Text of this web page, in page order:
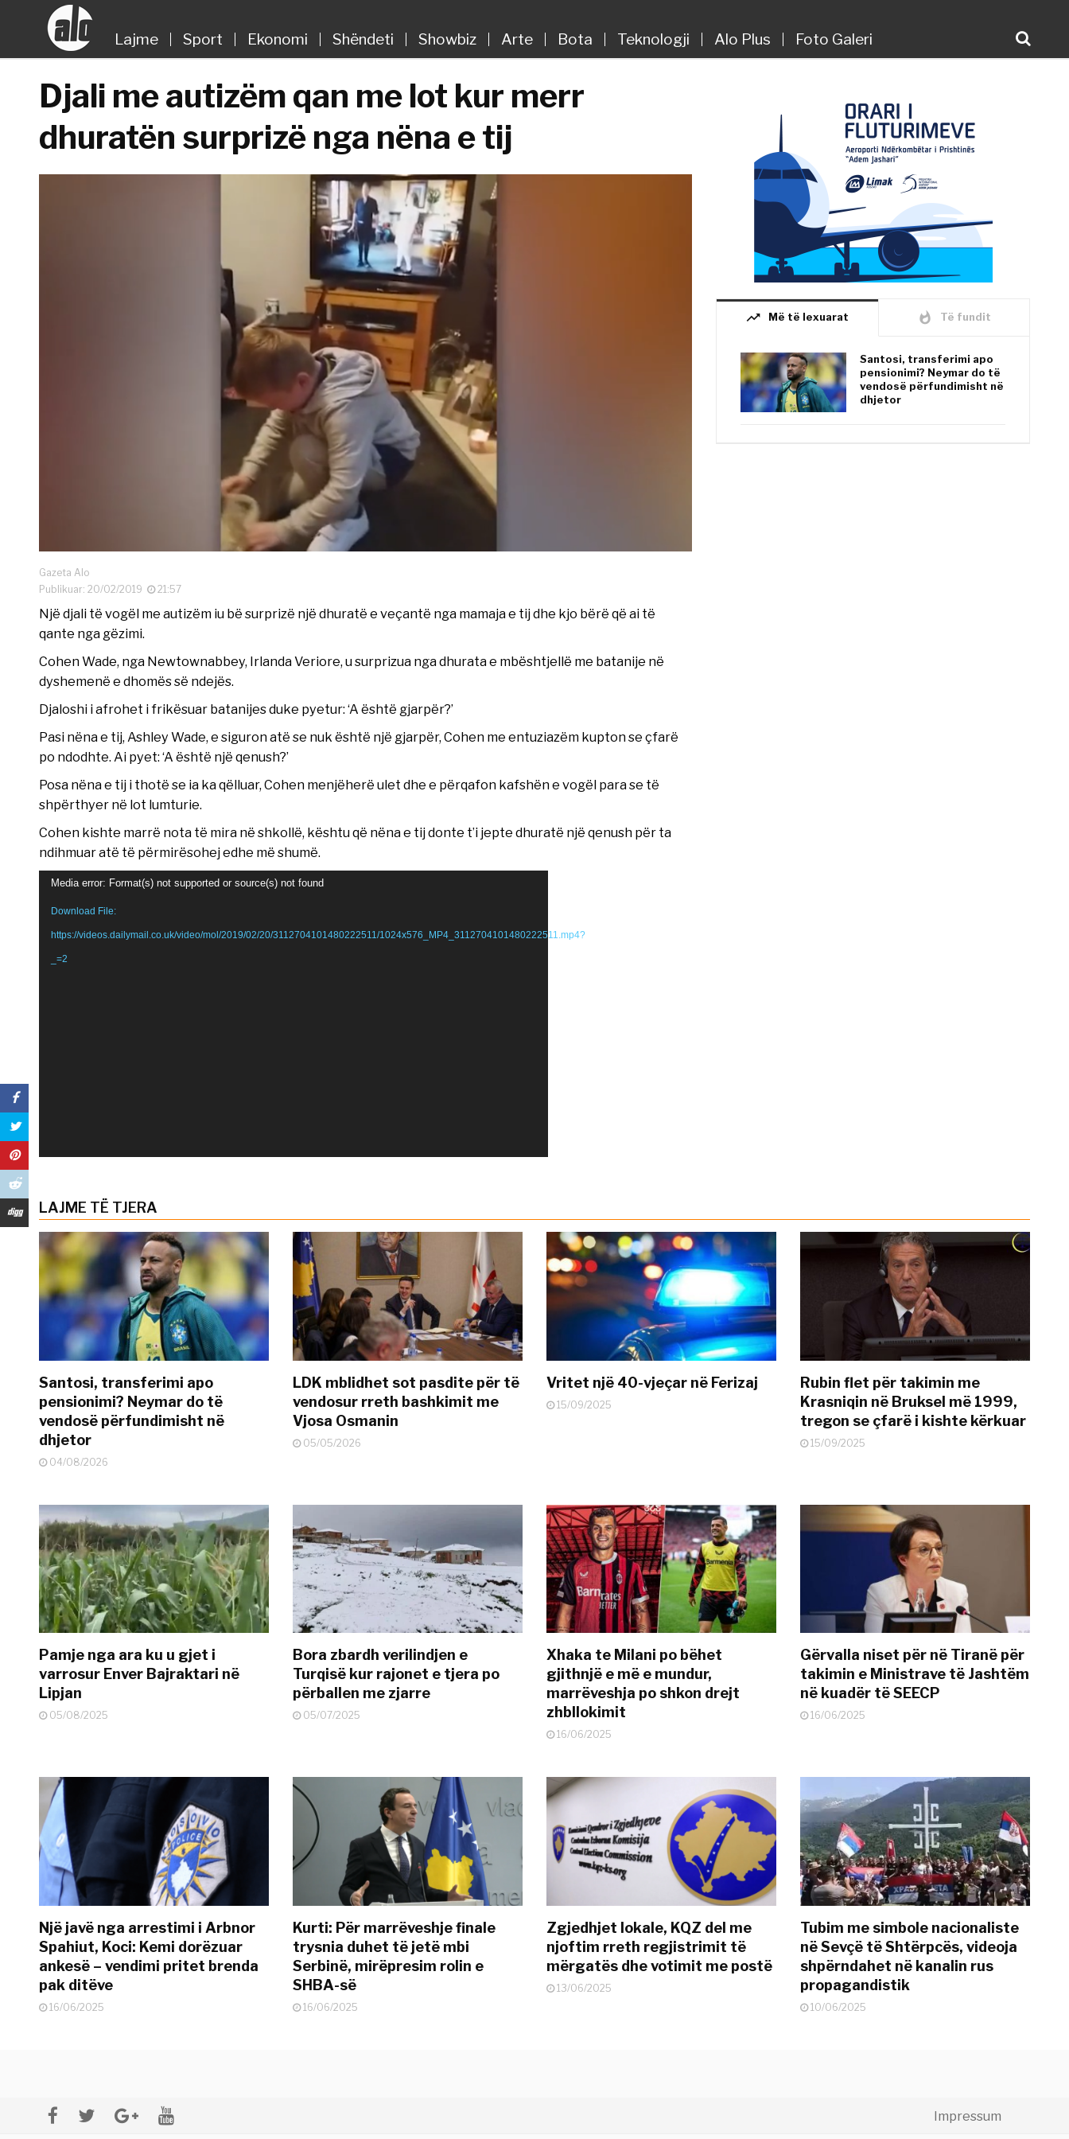
Lajme Sport Ekonomi Shëndeti Showbiz Arte Bota Teknologji Alo Plus Foto Galeri
Djali me autizëm qan me lot kur merr
dhuratën surprizë nga nëna e tij
Gazeta Alo
Publikuar: 20/02/2019
21:57
Një djali të vogël me autizëm iu bë surprizë një dhuratë e veçantë nga mamaja e tij dhe kjo bërë që ai të
qante nga gëzimi.
Cohen Wade, nga Newtownabbey, Irlanda Veriore, u surprizua nga dhurata e mbështjellë me batanije në
dyshemenë e dhomës së ndejës.
Djaloshi i afrohet i frikësuar batanijes duke pyetur: ‘A është gjarpër?’
Pasi nëna e tij, Ashley Wade, e siguron atë se nuk është një gjarpër, Cohen me entuziazëm kupton se çfarë
po ndodhte. Ai pyet: ‘A është një qenush?’
Posa nëna e tij i thotë se ia ka qëlluar, Cohen menjëherë ulet dhe e përqafon kafshën e vogël para se të
shpërthyer në lot lumturie.
Cohen kishte marrë nota të mira në shkollë, kështu që nëna e tij donte t’i jepte dhuratë një qenush për ta
ndihmuar atë të përmirësohej edhe më shumë.
Video
Player
Media error: Format(s) not supported or source(s) not found
Download File:
https://videos.dailymail.co.uk/video/mol/2019/02/20/3112704101480222511/1024x576_MP4_3112704101480222511.mp4?
_=2
trending_up Më të lexuarat whatshot Të fundit
Santosi, transferimi apo
pensionimi? Neymar do të
vendosë përfundimisht në
dhjetor
LAJME TË TJERA
Santosi, transferimi apo
pensionimi? Neymar do të
vendosë përfundimisht në
dhjetor
04/08/2026
LDK mblidhet sot pasdite për të
vendosur rreth bashkimit me
Vjosa Osmanin
05/05/2026
Vritet një 40-vjeçar në Ferizaj
15/09/2025
Rubin flet për takimin me
Krasniqin në Bruksel më 1999,
tregon se çfarë i kishte kërkuar
15/09/2025
Pamje nga ara ku u gjet i
varrosur Enver Bajraktari në
Lipjan
05/08/2025
Bora zbardh verilindjen e
Turqisë kur rajonet e tjera po
përballen me zjarre
05/07/2025
Xhaka te Milani po bëhet
gjithnjë e më e mundur,
marrëveshja po shkon drejt
zhbllokimit
16/06/2025
Gërvalla niset për në Tiranë për
takimin e Ministrave të Jashtëm
në kuadër të SEECP
16/06/2025
Një javë nga arrestimi i Arbnor
Spahiut, Koci: Kemi dorëzuar
ankesë – vendimi pritet brenda
pak ditëve
16/06/2025
Kurti: Për marrëveshje finale
trysnia duhet të jetë mbi
Serbinë, mirëpresim rolin e
SHBA-së
16/06/2025
Zgjedhjet lokale, KQZ del me
njoftim rreth regjistrimit të
mërgatës dhe votimit me postë
13/06/2025
Tubim me simbole nacionaliste
në Sevçë të Shtërpcës, videoja
shpërndahet në kanalin rus
propagandistik
10/06/2025
Impressum